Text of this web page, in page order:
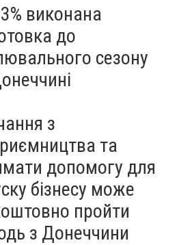
виконана
до
сезону
з
та
допомогу для
бізнесу може
пройти
з Донеччини